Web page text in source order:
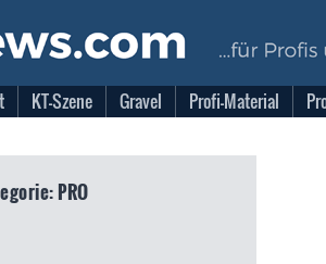
KT-Szene Gravel Profi-Material
PRO